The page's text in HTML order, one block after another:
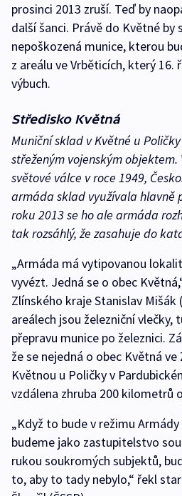
prosinci 2013 zruší. Teď by
další šanci. Právě do Květné by
nepoškozená munice, kterou
z areálu ve Vrběticích, který 16.
výbuch.
Středisko Květná
Muniční sklad v Květné u
střeženým vojenským objektem.
světové válce v roce 1949,
armáda sklad využívala hlavně
roku 2013 se ho ale armáda
tak rozsáhlý, že zasahuje do
„Armáda má vytipovanou
vyvézt. Jedná se o obec
Zlínského kraje Stanislav Mišák
areálech jsou železniční vlečky,
přepravu munice po železnici.
že se nejedná o obec Květná
Květnou u Poličky v
vzdálena zhruba 200 kilometrů
„Když to bude v režimu
budeme jako zastupitelstvo
rukou soukromých subjektů,
to, aby to tady nebylo,“ řekl